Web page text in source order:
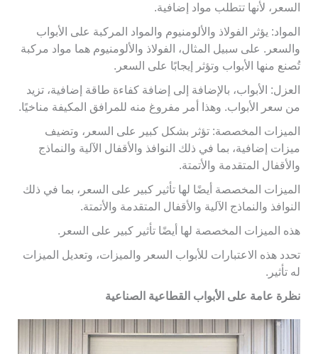
السعر، لأنها تتطلب مواد إضافية.
المواد: يؤثر الفولاذ والألومنيوم والمواد المركبة على الأبواب
والسعر. على سبيل المثال، الفولاذ والألومنيوم هما مواد مركبة
تُصنع منها الأبواب وتؤثر إيجابًا على السعر.
العزل: الأبواب، بالإضافة إلى إضافة كفاءة طاقة إضافية، تزيد
من سعر الأبواب. وهذا أمر مفروغ منه للمرافق المكيفة مناخيًا.
الميزات المخصصة: تؤثر بشكل كبير على السعر، وتضيف
ميزات إضافية، بما في ذلك النوافذ والأقفال الآلية والنماذج
والأقفال المتقدمة والأتمتة.
الميزات المخصصة أيضًا لها تأثير كبير على السعر، بما في ذلك
النوافذ والنماذج الآلية والأقفال المتقدمة والأتمتة.
هذه الميزات المخصصة لها أيضًا تأثير كبير على السعر.
تحدد هذه الاعتبارات للأبواب السعر والميزات، وتعديل الميزات
له تأثير.
نظرة عامة على الأبواب القطاعية الصناعية